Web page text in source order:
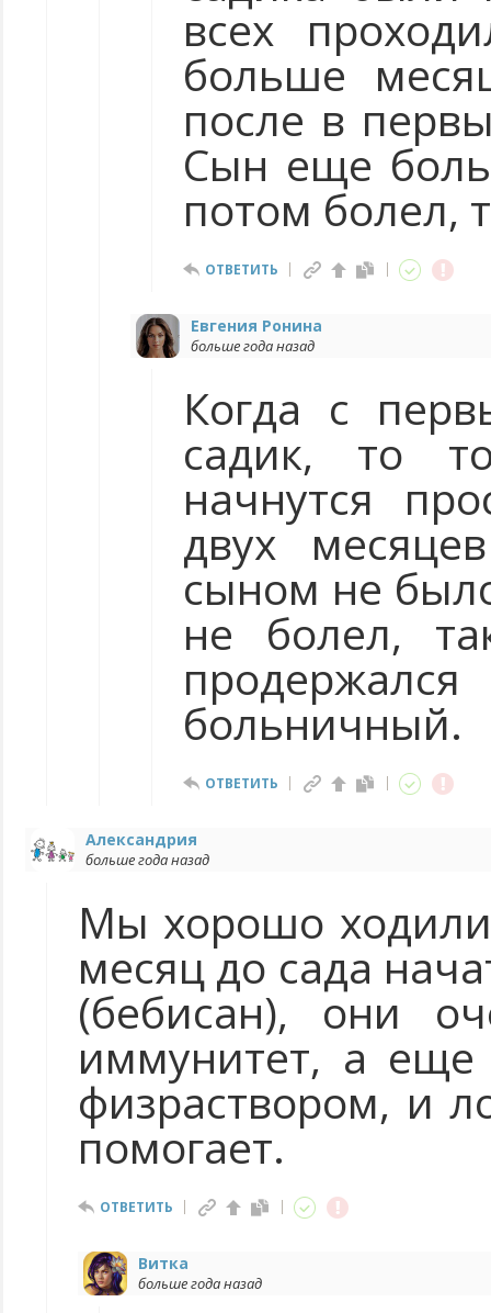
всех
больше
после в
Сын еще
потом болел,
ОТВЕТИТЬ
Евгения Ронина
больше года назад
Когда с
садик, то
начнутся
двух
сыном не
не болел,
больничный.
ОТВЕТИТЬ
Александрия
больше года назад
Мы хорошо ходили
месяц до сада
(бебисан), они
иммунитет, а еще
физраствором, и
помогает.
ОТВЕТИТЬ
Витка
больше года назад